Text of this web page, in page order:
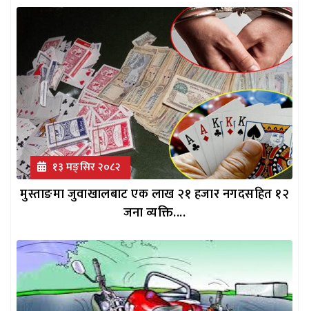
१३ मङ्सिर २०८२
मुस्ताङमा जुवाखालबाट एक लाख २१ हजार नगदसहित १२
जना व्यक्ति....